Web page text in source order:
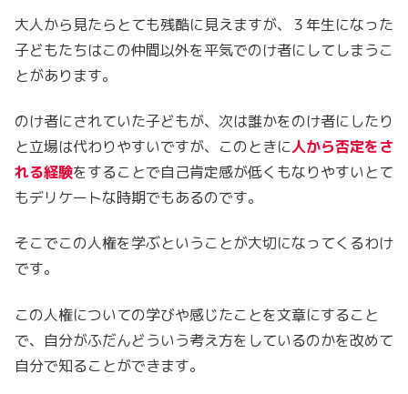
大人から見たらとても残酷に見えますが、３年生になった
子どもたちはこの仲間以外を平気でのけ者にしてしまうこ
とがあります。
のけ者にされていた子どもが、次は誰かをのけ者にしたり
と立場は代わりやすいですが、このときに人から否定をさ
れる経験をすることで自己肯定感が低くもなりやすいとて
もデリケートな時期でもあるのです。
そこでこの人権を学ぶということが大切になってくるわけ
です。
この人権についての学びや感じたことを文章にすること
で、自分がふだんどういう考え方をしているのかを改めて
自分で知ることができます。